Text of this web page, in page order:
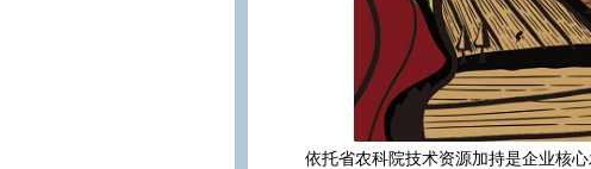
依托省农科院技术资源加持是企业核